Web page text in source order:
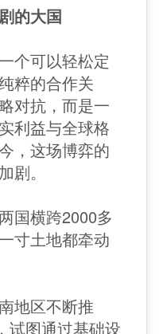
的大国
个可以轻松定
粹的合作关
对抗，而是一
利益与全球格
，这场博弈的
剧。
国横跨2000多
寸土地都牵动
地区不断推
试图通过基础设